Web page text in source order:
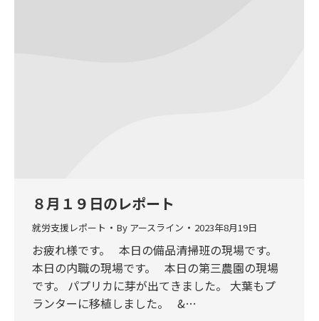
８月１９日のレポート
就労支援レポート By アースライン 2023年8月19日
お疲れ様です。 本日の備品清掃班の現場です。
本日の内職の現場です。 本日の第三農園の現場
です。 パプリカに芽が出てきました。 大葉もプ
ランターに移植しました。 &…